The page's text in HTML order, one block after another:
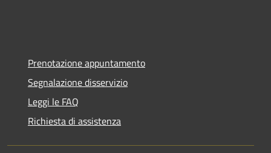
Prenotazione appuntamento
Segnalazione disservizio
Leggi le FAQ
Richiesta di assistenza